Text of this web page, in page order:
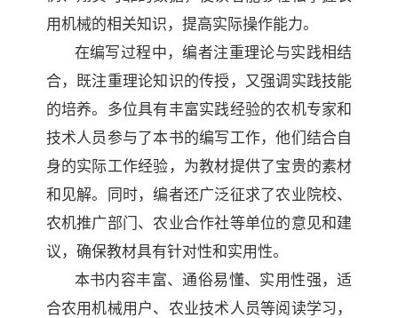
用机械的相关知识，提高实际操作能力。
在编写过程中，编者注重理论与实践相结
合，既注重理论知识的传授，又强调实践技能
的培养。多位具有丰富实践经验的农机专家和
技术人员参与了本书的编写工作，他们结合自
身的实际工作经验，为教材提供了宝贵的素材
和见解。同 时，编者还广泛征求了农业院校、
农机推广部门、农业合作社等单位的意见和建
议，确保教材具有针对性和实用性。
本书内容丰富、通俗易懂、实用性强，适
合农用机械用户、农业技术人员等阅读学习，